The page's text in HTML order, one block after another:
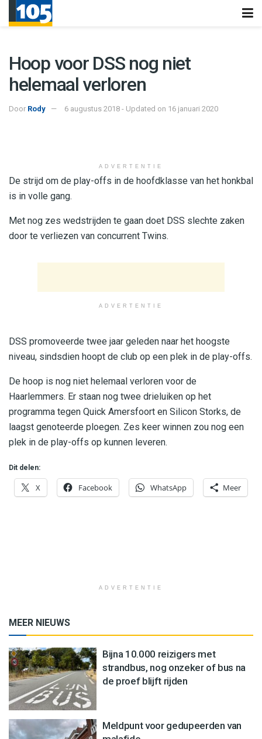
Hoop voor DSS nog niet
helemaal verloren
Door Rody 6 augustus 2018 - Updated on 16 januari 2020
ADVERTENTIE
De strijd om de play-offs in de hoofdklasse van het honkbal
is in volle gang.
Met nog zes wedstrijden te gaan doet DSS slechte zaken
door te verliezen van concurrent Twins.
ADVERTENTIE
DSS promoveerde twee jaar geleden naar het hoogste
niveau, sindsdien hoopt de club op een plek in de play-offs.
De hoop is nog niet helemaal verloren voor de
Haarlemmers. Er staan nog twee drieluiken op het
programma tegen Quick Amersfoort en Silicon Storks, de
laagst genoteerde ploegen. Zes keer winnen zou nog een
plek in de play-offs op kunnen leveren.
Dit delen:
X Facebook WhatsApp Meer
ADVERTENTIE
MEER NIEUWS
Bijna 10.000 reizigers met
strandbus, nog onzeker of bus na
de proef blijft rijden
Meldpunt voor gedupeerden van